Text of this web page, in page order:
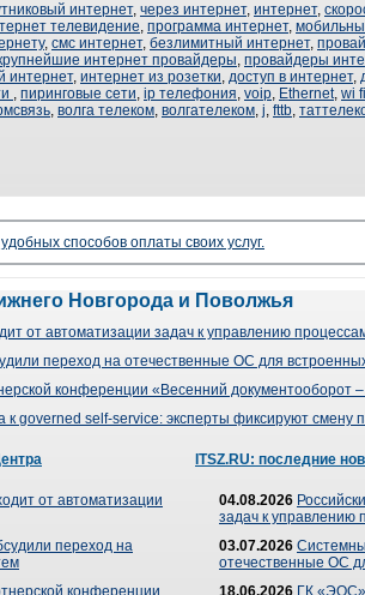
интернет, через интернет, интернет,
телевидение, программа интернет,
, смс интернет, безлимитный интернет,
интернет провайдеры, провайдеры
интернет, интернет из розетки, доступ в интернет,
, пиринговые сети, ip телефония, voip, Ethernet, wi fi
, волга телеком, волгателеком, j, fttb,
способов оплаты своих услуг.
Новгорода и Поволжья
от автоматизации задач к управлению
переход на отечественные ОС для
конференции «Весенний документооборот
к governed self-service: эксперты фиксируют
от автоматизации
переход на
конференции
ITSZ.RU: последние
04.08.2026
задач к управлению
03.07.2026
отечественные ОС
18.06.2026 ГК «ЭОС»